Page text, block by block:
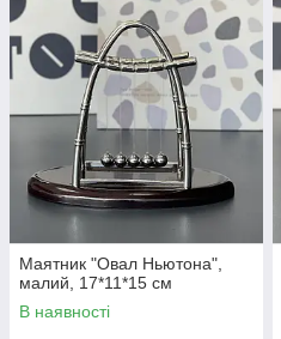
Маятник "Овал Ньютона",
малий, 17*11*15 см
В наявності